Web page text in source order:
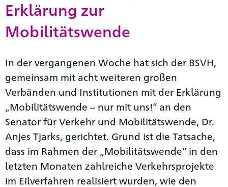
Erklärung zur
Mobilitätswende
In der vergangenen Woche hat sich der BSVH,
gemeinsam mit acht weiteren großen
Verbänden und Institutionen mit der Erklärung
„Mobilitätswende – nur mit uns!“ an den
Senator für Verkehr und Mobilitätswende, Dr.
Anjes Tjarks, gerichtet. Grund ist die Tatsache,
dass im Rahmen der „Mobilitätswende“ in den
letzten Monaten zahlreiche Verkehrsprojekte
im Eilverfahren realisiert wurden, wie den